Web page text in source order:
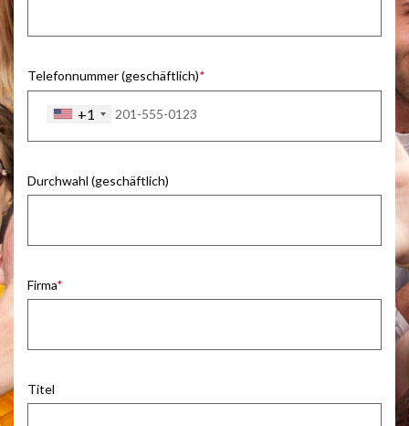
Telefonnummer (geschäftlich)
+1
Durchwahl (geschäftlich)
Firma
Titel